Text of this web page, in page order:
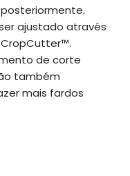
ajustado através
de corte
também
mais fardos